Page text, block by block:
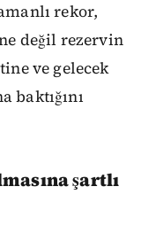
rekor,
değil rezervin
ve gelecek
baktığını
şartlı